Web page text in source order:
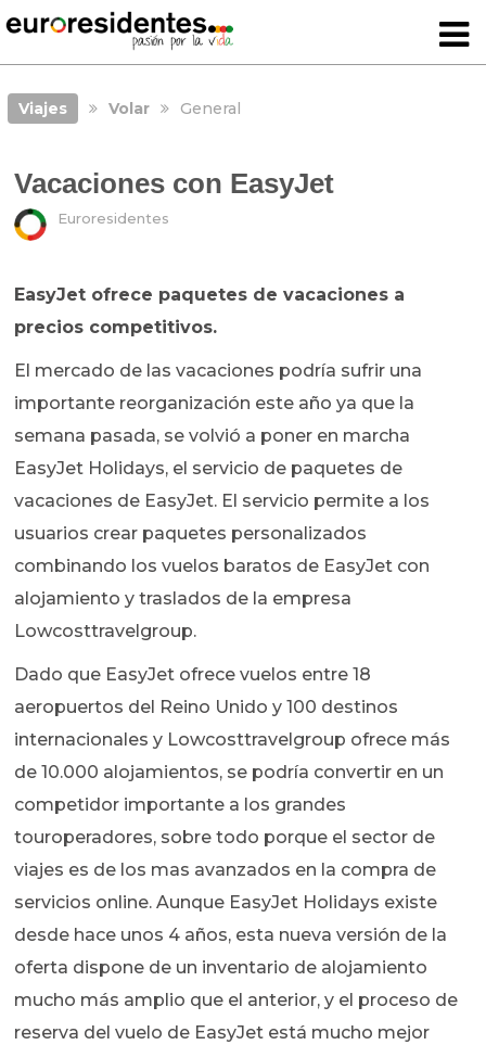
Viajes Volar General
Vacaciones con EasyJet
Euroresidentes
EasyJet ofrece paquetes de vacaciones a
precios competitivos.
El mercado de las vacaciones podría sufrir una
importante reorganización este año ya que la
semana pasada, se volvió a poner en marcha
EasyJet Holidays, el servicio de paquetes de
vacaciones de EasyJet. El servicio permite a los
usuarios crear paquetes personalizados
combinando los vuelos baratos de EasyJet con
alojamiento y traslados de la empresa
Lowcosttravelgroup.
Dado que EasyJet ofrece vuelos entre 18
aeropuertos del Reino Unido y 100 destinos
internacionales y Lowcosttravelgroup ofrece más
de 10.000 alojamientos, se podría convertir en un
competidor importante a los grandes
touroperadores, sobre todo porque el sector de
viajes es de los mas avanzados en la compra de
servicios online. Aunque EasyJet Holidays existe
desde hace unos 4 años, esta nueva versión de la
oferta dispone de un inventario de alojamiento
mucho más amplio que el anterior, y el proceso de
reserva del vuelo de EasyJet está mucho mejor